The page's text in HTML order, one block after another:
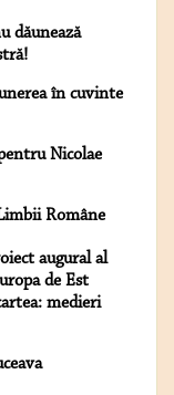
dăunează
în cuvinte
Nicolae
Române
augural al
de Est
medieri